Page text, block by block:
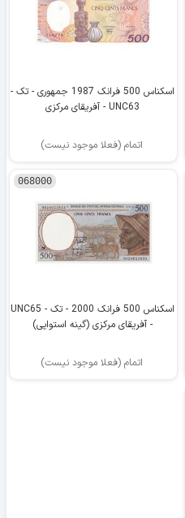
اسکناس 500 فرانک 1987 جمهوری - تک -
UNC63 - آفریقای مرکزی
اتمام (فعلا موجود نیست)
068000
اسکناس 500 فرانک 2000 - تک - UNC65
- آفریقای مرکزی (گینه استوایی)
اتمام (فعلا موجود نیست)